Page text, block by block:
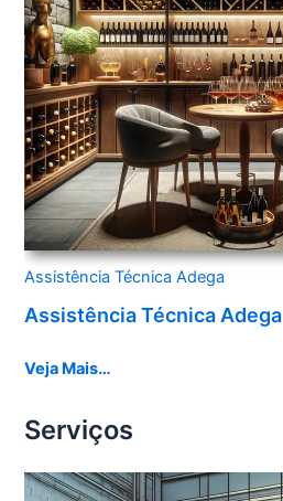
Assistência Técnica Adega
Assistência Técnica Adega
Veja Mais…
Serviços